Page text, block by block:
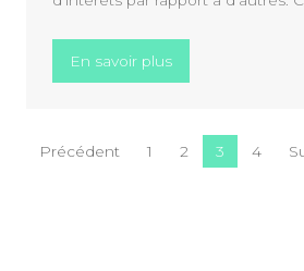
En savoir plus« Faire des
Pagination des
Précédent 1 2 3 4